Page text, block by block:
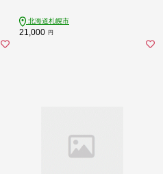
北海道札幌市
21,000 円